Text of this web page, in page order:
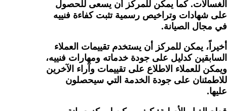
الغسالات. كما يمكن للمركز أن يسعى للحصول
على شهادات وتراخيص رسمية تثبت كفاءة فنييه
في مجال الصيانة.
أخيراً، يمكن للمركز أن يستخدم تقييمات العملاء
السابقين كدليل على جودة خدماته ومهارات فنييه،
ويمكن للعملاء الاطلاع على تقييمات وآراء الآخرين
للاطمئنان على جودة الخدمة التي سيحصلون
عليها.